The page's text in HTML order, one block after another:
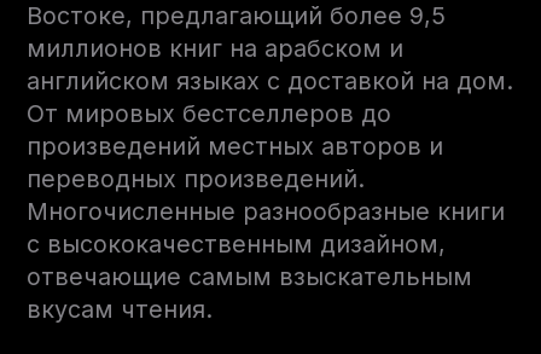
Востоке, предлагающий более 9,5
миллионов книг на арабском и
английском языках с доставкой на дом.
От мировых бестселлеров до
произведений местных авторов и
переводных произведений.
Многочисленные разнообразные книги
с высококачественным дизайном,
отвечающие самым взыскательным
вкусам чтения.